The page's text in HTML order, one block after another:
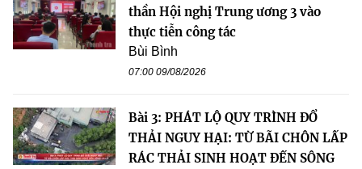
thần Hội nghị Trung ương 3 vào
thực tiễn công tác
Bùi Bình
07:00 09/08/2026
Bài 3: PHÁT LỘ QUY TRÌNH ĐỔ
THẢI NGUY HẠI: TỪ BÃI CHÔN LẤP
RÁC THẢI SINH HOẠT ĐẾN SÔNG